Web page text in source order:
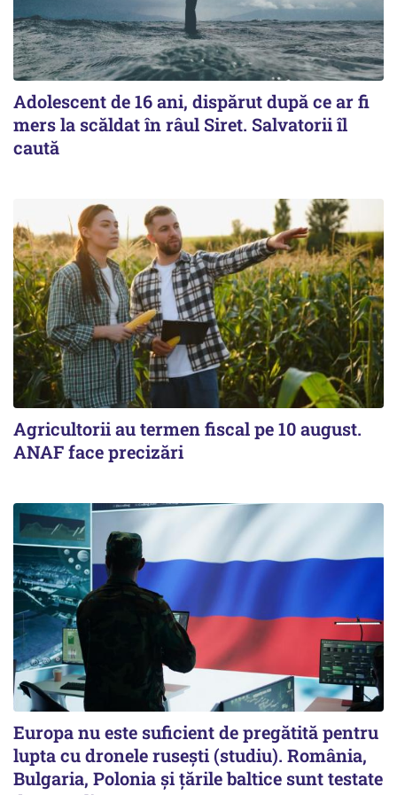
Adolescent de 16 ani, dispărut după ce ar fi
mers la scăldat în râul Siret. Salvatorii îl
caută
Agricultorii au termen fiscal pe 10 august.
ANAF face precizări
Europa nu este suficient de pregătită pentru
lupta cu dronele rusești (studiu). România,
Bulgaria, Polonia și țările baltice sunt testate